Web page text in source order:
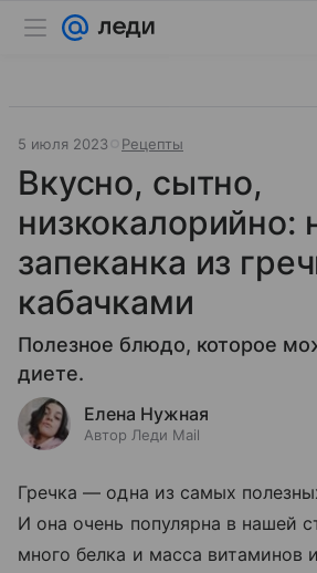
5 июля 2023 Рецепты
Вкусно, сытно,
низкокалорийно:
запеканка из
кабачками
Полезное блюдо, которое
диете.
Елена Нужная
Автор Леди Mail
Гречка — одна из самых
И она очень популярна в нашей
много белка и масса витаминов и